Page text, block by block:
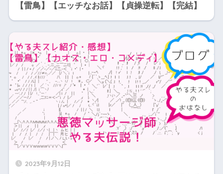
【雷鳥】【エッチなお話】【貞操逆転】【完結】
2023年9月12日